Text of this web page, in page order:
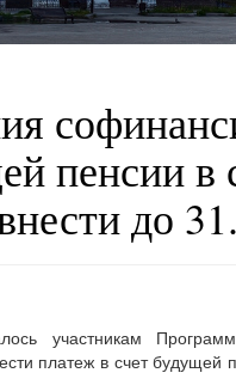
пенсии
до
участникам
платеж в счет